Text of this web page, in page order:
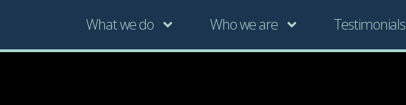
What we do Who we are Testimonials